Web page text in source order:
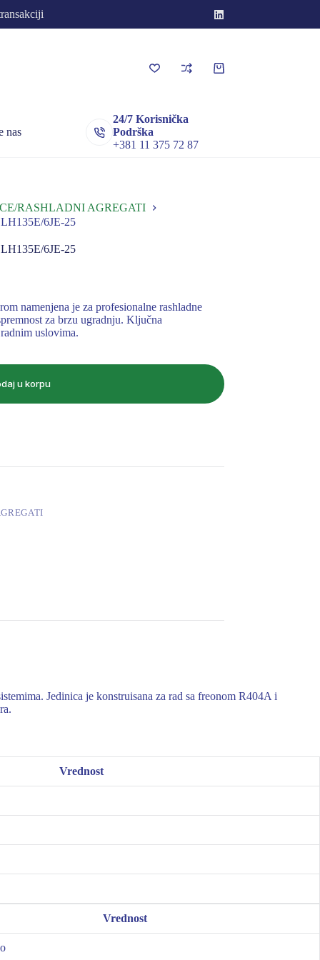
Korpa
nas
24/7 Korisnička
Podrška
+381 11 375 72 87
RASHLADNI AGREGATI
6JE-25
6JE-25
namenjena je za profesionalne rashladne
za brzu ugradnju. Ključna
uslovima.
u korpu
Jedinica je konstruisana za rad sa freonom R404A i
Vrednost
Vrednost